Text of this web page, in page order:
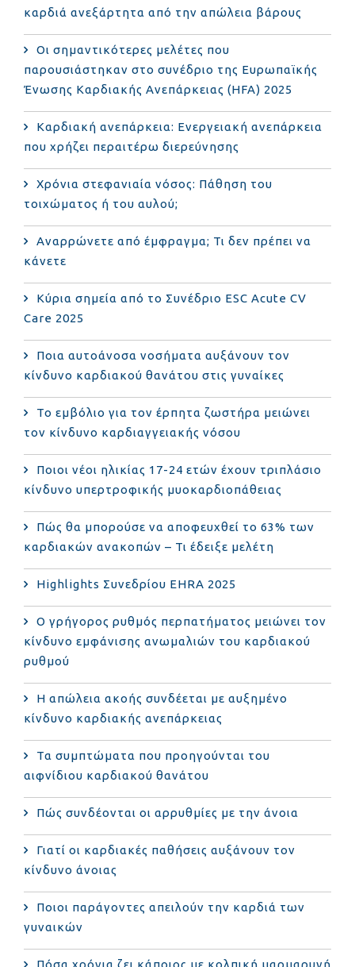
καρδιά ανεξάρτητα από την απώλεια βάρους
Οι σημαντικότερες μελέτες που
παρουσιάστηκαν στο συνέδριο της Ευρωπαϊκής
Ένωσης Καρδιακής Ανεπάρκειας (HFA) 2025
Καρδιακή ανεπάρκεια: Ενεργειακή ανεπάρκεια
που χρήζει περαιτέρω διερεύνησης
Χρόνια στεφανιαία νόσος: Πάθηση του
τοιχώματος ή του αυλού;
Αναρρώνετε από έμφραγμα; Τι δεν πρέπει να
κάνετε
Κύρια σημεία από το Συνέδριο ESC Acute CV
Care 2025
Ποια αυτοάνοσα νοσήματα αυξάνουν τον
κίνδυνο καρδιακού θανάτου στις γυναίκες
Το εμβόλιο για τον έρπητα ζωστήρα μειώνει
τον κίνδυνο καρδιαγγειακής νόσου
Ποιοι νέοι ηλικίας 17-24 ετών έχουν τριπλάσιο
κίνδυνο υπερτροφικής μυοκαρδιοπάθειας
Πώς θα μπορούσε να αποφευχθεί το 63% των
καρδιακών ανακοπών – Τι έδειξε μελέτη
Highlights Συνεδρίου EHRA 2025
Ο γρήγορος ρυθμός περπατήματος μειώνει τον
κίνδυνο εμφάνισης ανωμαλιών του καρδιακού
ρυθμού
Η απώλεια ακοής συνδέεται με αυξημένο
κίνδυνο καρδιακής ανεπάρκειας
Τα συμπτώματα που προηγούνται του
αιφνίδιου καρδιακού θανάτου
Πώς συνδέονται οι αρρυθμίες με την άνοια
Γιατί οι καρδιακές παθήσεις αυξάνουν τον
κίνδυνο άνοιας
Ποιοι παράγοντες απειλούν την καρδιά των
γυναικών
Πόσα χρόνια ζει κάποιος με κολπική μαρμαρυγή